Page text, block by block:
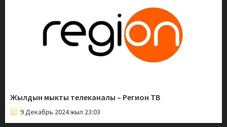
Жылдын мыкты телеканалы – Регион ТВ
9 Декабрь 2024 жыл 23:03